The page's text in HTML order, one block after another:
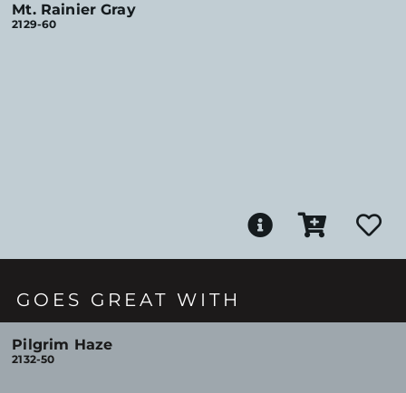
Mt. Rainier Gray
2129-60
GOES GREAT WITH
Pilgrim Haze
2132-50